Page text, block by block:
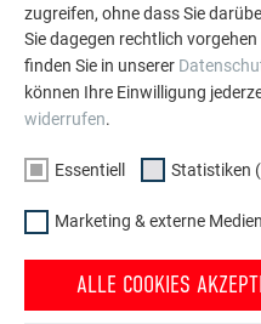
Transport von
zugreifen, ohne dass Sie
Sie dagegen rechtlich
finden Sie in unserer
können Ihre Einwilligung
widerrufen.
Essentiell Statistiken
Marketing & externe
ALLE COOKIES